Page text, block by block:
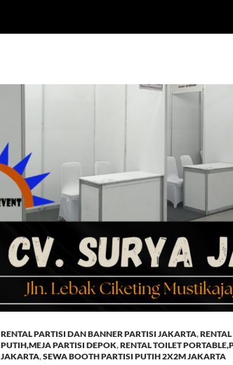
RENTAL PARTISI DAN BANNER PARTISI JAKARTA,
PUTIH,MEJA PARTISI DEPOK,RENTAL TOILET
JAKARTA,SEWA BOOTH PARTISI PUTIH 2X2M JAKARTA